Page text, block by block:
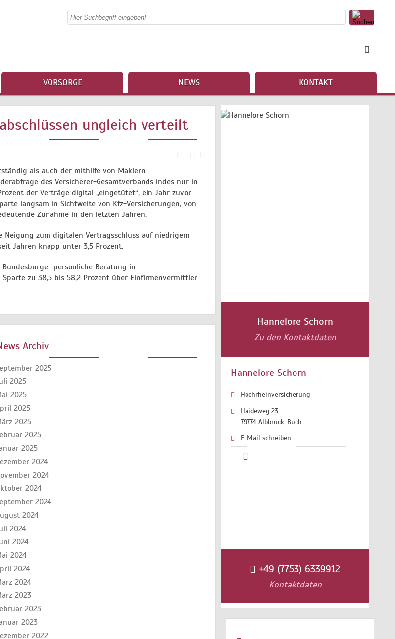
VORSORGE NEWS KONTAKT
Hannelore Schorn
Zu den Kontaktdaten
Hannelore Schorn
Hochrheinversicherung
Haideweg 23
79774 Albbruck-Buch
E-Mail schreiben
+49 (7753) 6339912
Kontaktdaten
ungleich verteilt
als auch der mithilfe von Maklern
des Versicherer-Gesamtverbands indes nur in
der Verträge digital „eingetütet“, ein Jahr zuvor
langsam in Sichtweite von Kfz-Versicherungen, von
Zunahme in den letzten Jahren.
zum digitalen Vertragsschluss auf niedrigem
Jahren knapp unter 3,5 Prozent.
persönliche Beratung in
zu 38,5 bis 58,2 Prozent über Einfirmenvermittler
Archiv
2025
2025
2025
2025
2025
2025
2025
2024
2024
2024
2024
2024
2024
2024
2024
2024
2024
2023
2023
2023
2022